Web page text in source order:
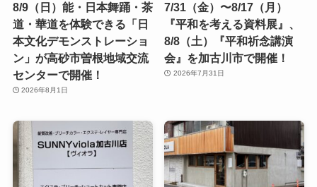
8/9（日）能・日本舞踊・茶
道・華道を体験できる「日
本文化デモンストレーショ
ン」が高砂市曽根地域交流
センターで開催！
2026年8月1日
7/31（金）〜8/17（月）
『平和を考える資料展』、
8/8（土）『平和祈念講演
会』を加古川市で開催！
2026年7月31日